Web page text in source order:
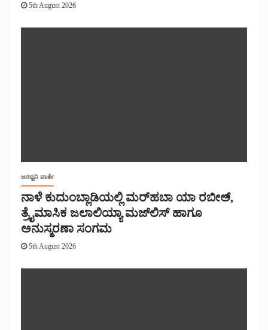
5th August 2026
ಜನಧ್ವನಿ ವಾರ್ತೆ
ನಾಳೆ ಕುದುಂಬ್ಲಾಡಿಯಲ್ಲಿ ಮರ್‌‌ಹಬಾ ಯಾ ರಬೀಅ್,
ತ್ರೈಮಾಸಿಕ ಜಲಾಲಿಯ್ಯಾ ಮಜ್‌‌ಲಿಸ್‌‌ ಹಾಗೂ
ಅನುಸ್ಮರಣಾ ಸಂಗಮ
5th August 2026